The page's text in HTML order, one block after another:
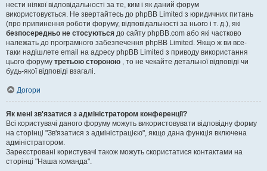
нести ніякої відповідальності за те, ким і як даний форум
використовується. Не звертайтесь до phpBB Limited з юридичних питань
(про припинення роботи форуму, відповідальності за нього і т. д.), які
безпосередньо не стосуються до сайту phpBB.com або які частково
належать до програмного забезпечення phpBB Limited. Якщо ж ви все-
таки надішлете email на адресу phpBB Limited з приводу використання
цього форуму третьою стороною , то не чекайте детальної відповіді чи
будь-якої відповіді взагалі.
Догори
Як мені зв'язатися з адміністратором конференції?
Всі користувачі даного форуму можуть використовувати відповідну форму
на сторінці "Зв'язатися з адміністрацією", якщо дана функція включена
адміністратором.
Зареєстровані користувачі також можуть скористатися контактами на
сторінці "Наша команда".